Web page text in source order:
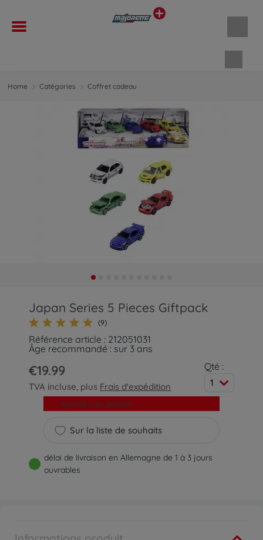
Home Catégories Coffret cadeau
Japan Series 5 Pieces Giftpack
(9)
Référence article : 212051031
Âge recommandé : sur 3 ans
€19.99
TVA incluse, plus Frais d'expédition
Qté :
1
Sur la liste de souhaits
Ajouter au panier
délai de livraison en Allemagne de 1 à 3 jours
ouvrables